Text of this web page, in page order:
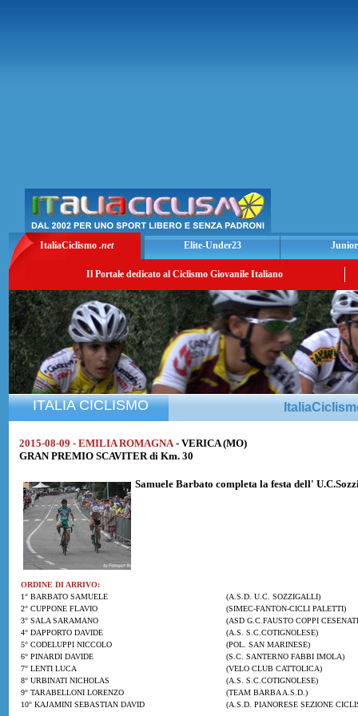
ItaliaCiclismo .net Elite-Under23
Il Portale dedicato al Ciclismo Giovanile Italiano
ITALIA CICLISMO
2015-08-09 - EMILIA ROMAGNA - VERICA (MO)
GRAN PREMIO SCAVITER di Km. 30
Samuele Barbato completa la festa dell'
ORDINE DI ARRIVO:
1° BARBATO SAMUELE
(A.S.D. U.C. SOZZIGALLI)
2° CUPPONE FLAVIO
(SIMEC-FANTON-CICLI PALETTI)
3° SALA SARAMANO
(ASD G.C.FAUSTO COPPI
4° DAPPORTO DAVIDE
(A.S. S.C.COTIGNOLESE)
5° CODELUPPI NICCOLO
(POL. SAN MARINESE)
6° PINARDI DAVIDE
(S.C. SANTERNO FABBI IMOLA)
7° LENTI LUCA
(VELO CLUB CATTOLICA)
8° URBINATI NICHOLAS
(A.S. S.C.COTIGNOLESE)
9° TARABELLONI LORENZO
(TEAM BARBA A.S.D.)
10° KAJAMINI SEBASTIAN DAVID
(A.S.D. PIANORESE SEZIONE